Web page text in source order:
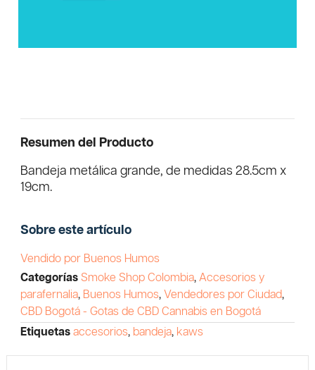
Resumen del Producto
Bandeja metálica grande, de medidas 28.5cm x
19cm.
Sobre este artículo
Vendido por Buenos Humos
Categorías Smoke Shop Colombia, Accesorios y
parafernalia, Buenos Humos, Vendedores por Ciudad,
CBD Bogotá - Gotas de CBD Cannabis en Bogotá
Etiquetas accesorios, bandeja, kaws